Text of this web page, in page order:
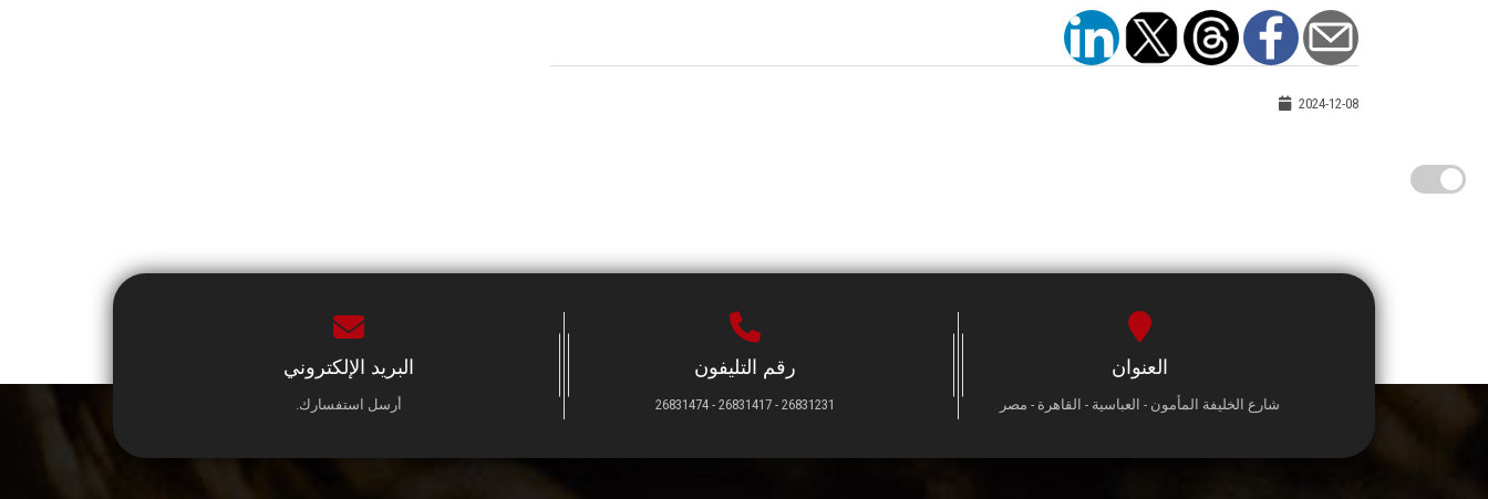
2024-12-08
العنوان
شارع الخليفة المأمون - العباسية - القاهرة - مصر
رقم التليفون
26831231 - 26831417 - 26831474
البريد الإلكتروني
أرسل استفسارك.